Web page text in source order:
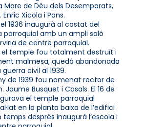
Mare de Déu dels Desemparats,
Xicola i Pons.
1936 inaugurà al costat del
parroquial amb un ampli saló
de centre parroquial.
el temple fou totalment destruït i
malmesa, quedà abandonada
civil al 1939.
de 1939 fou nomenat rector de
Jaume Busquet i Casals. El 16 de
el temple parroquial
en la planta baixa de l’edifici
temps després inaugurà l’escola i